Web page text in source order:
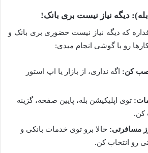
بله): دیگه نیاز نیست بری بانک!
که دیگه نیاز نیست حضوری بری بانک و
رو با گوشی انجام میدی:
نصب کن: اگه نداری، از بازار یا اپ استور
توی اپلیکیشن بله، پایین صفحه، گزینه
کن.
مسافرتی: حالا برو توی خدمات بانکی و
رو انتخاب کن.